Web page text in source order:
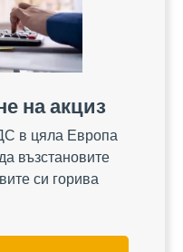
на акциз
в цяла Европа
възстановите
си горива